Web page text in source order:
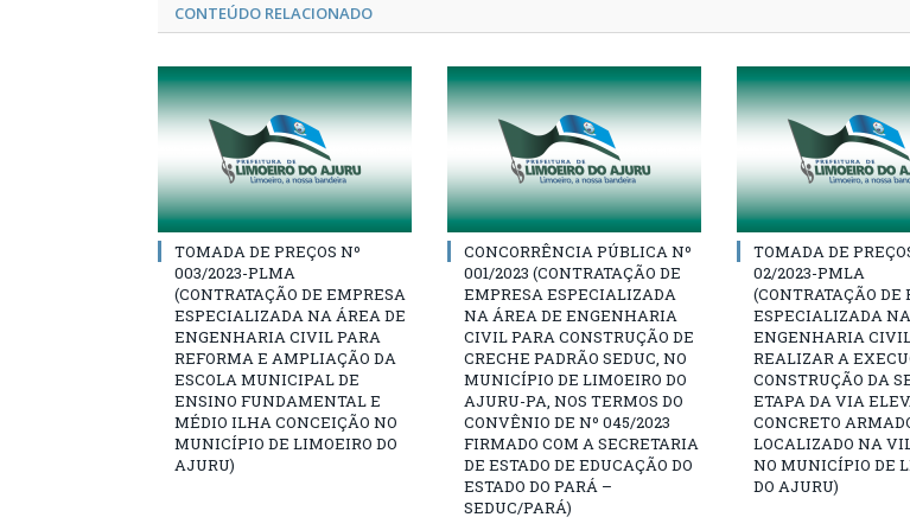
CONTEÚDO RELACIONADO
TOMADA DE PREÇOS Nº
003/2023-PLMA
(CONTRATAÇÃO DE EMPRESA
ESPECIALIZADA NA ÁREA DE
ENGENHARIA CIVIL PARA
REFORMA E AMPLIAÇÃO DA
ESCOLA MUNICIPAL DE
ENSINO FUNDAMENTAL E
MÉDIO ILHA CONCEIÇÃO NO
MUNICÍPIO DE LIMOEIRO DO
AJURU)
CONCORRÊNCIA PÚBLICA Nº
001/2023 (CONTRATAÇÃO DE
EMPRESA ESPECIALIZADA
NA ÁREA DE ENGENHARIA
CIVIL PARA CONSTRUÇÃO DE
CRECHE PADRÃO SEDUC, NO
MUNICÍPIO DE LIMOEIRO DO
AJURU-PA, NOS TERMOS DO
CONVÊNIO DE Nº 045/2023
FIRMADO COM A SECRETARIA
DE ESTADO DE EDUCAÇÃO DO
ESTADO DO PARÁ –
SEDUC/PARÁ)
TOMADA DE
02/2023-PMLA
(CONTRATAÇÃO DE
ESPECIALIZADA
ENGENHARIA
REALIZAR A
CONSTRUÇÃO DA
ETAPA DA VIA
CONCRETO
LOCALIZADO NA
NO MUNICÍPIO DE
DO AJURU)